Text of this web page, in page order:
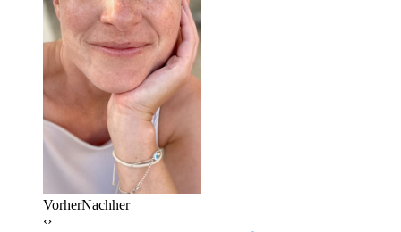
VorherNachher
‹›